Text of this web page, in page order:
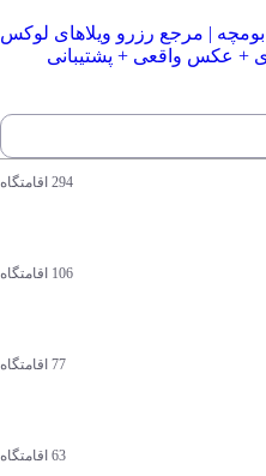
294 اقامتگاه
106 اقامتگاه
77 اقامتگاه
63 اقامتگاه